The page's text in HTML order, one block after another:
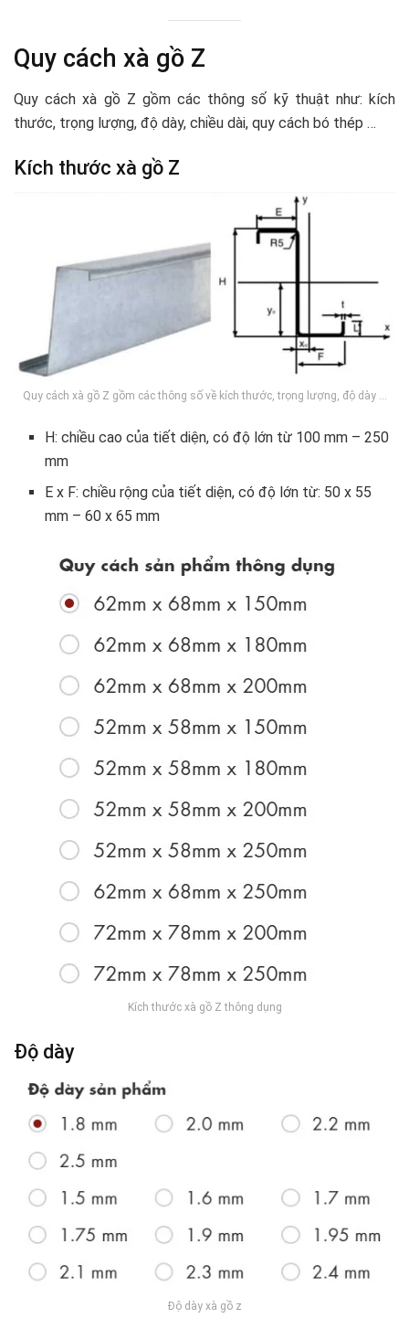
Quy cách xà gồ Z
Quy cách xà gồ Z gồm các thông số kỹ thuật như: kích
thước, trọng lượng, độ dày, chiều dài, quy cách bó thép …
Kích thước xà gồ Z
Quy cách xà gồ Z gồm các thông số về kích thước, trọng lượng, độ dày …
H: chiều cao của tiết diện, có độ lớn từ 100 mm – 250
mm
E x F: chiều rộng của tiết diện, có độ lớn từ: 50 x 55
mm – 60 x 65 mm
Kích thước xà gồ Z thông dụng
Độ dày
Độ dày xà gồ z